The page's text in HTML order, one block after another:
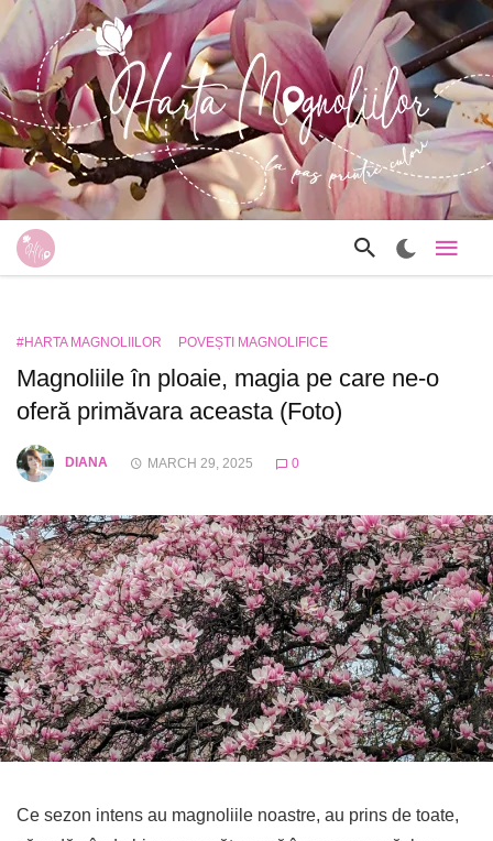
#HARTA MAGNOLIILOR POVEȘTI MAGNOLIFICE
Magnoliile în ploaie, magia pe care ne-o
oferă primăvara aceasta (Foto)
DIANA MARCH 29, 2025 0
Ce sezon intens au magnoliile noastre, au prins de toate,